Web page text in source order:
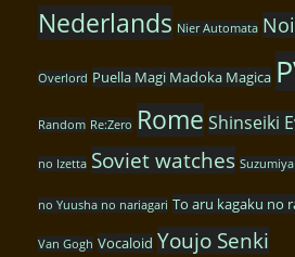
Nederlands Nier Automata
Overlord Puella Magi Madoka Magica
Random Re:Zero Rome Shinseiki
no Izetta Soviet watches
no Yuusha no nariagari To aru kagaku no
Van Gogh Vocaloid Youjo Senki